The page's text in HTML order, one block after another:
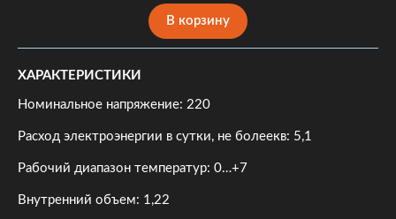
В корзину
ХАРАКТЕРИСТИКИ
Номинальное напряжение: 220
Расход электроэнергии в сутки, не болеекв: 5,1
Рабочий диапазон температур: 0…+7
Внутренний объем: 1,22